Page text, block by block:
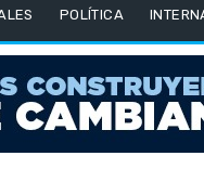
POLÍTICA